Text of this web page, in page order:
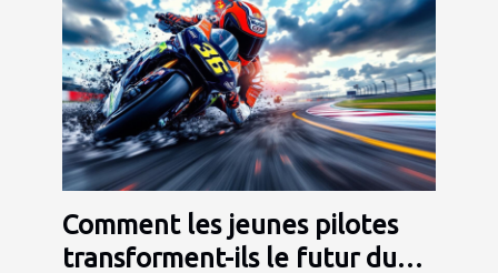
Comment les jeunes pilotes
transforment-ils le futur du